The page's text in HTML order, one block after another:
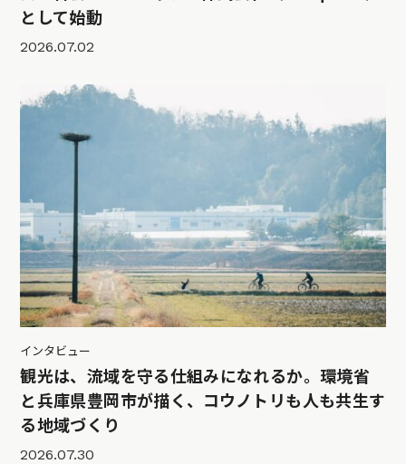
として始動
2026.07.02
インタビュー
観光は、流域を守る仕組みになれるか。環境省
と兵庫県豊岡市が描く、コウノトリも人も共生す
る地域づくり
2026.07.30